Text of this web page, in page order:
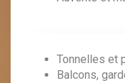
Tonnelles et
Balcons,